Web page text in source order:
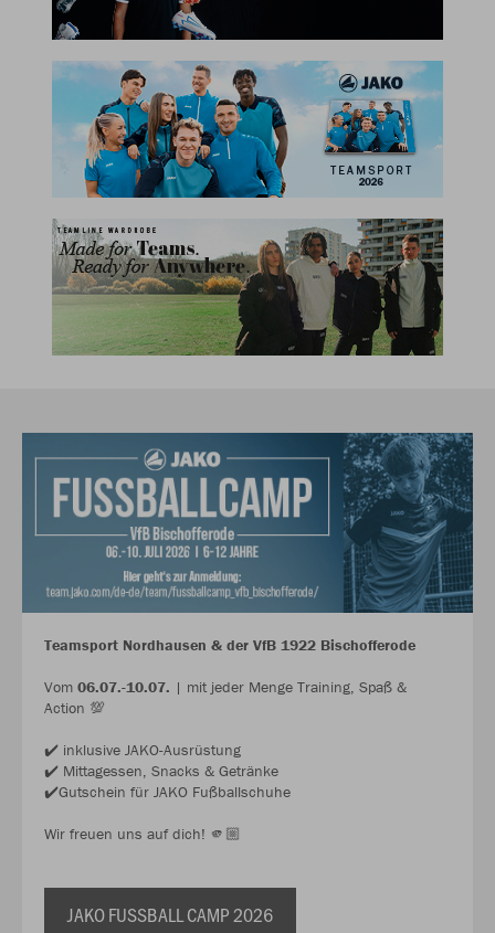
Teamsport Nordhausen & der VfB 1922 Bischofferode
Vom 06.07.-10.07. | mit jeder Menge Training, Spaß &
Action 💯
✔️ inklusive JAKO-Ausrüstung
✔️ Mittagessen, Snacks & Getränke
✔️Gutschein für JAKO Fußballschuhe
Wir freuen uns auf dich! 🫵🏼
JAKO FUSSBALL CAMP 2026